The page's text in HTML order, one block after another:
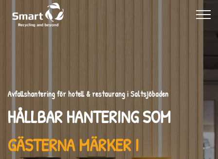
Avfallshantering för hotell & restaurang i Saltsjöbaden
HÅLLBAR HANTERING SOM
GÄSTERNA MÄRKER I